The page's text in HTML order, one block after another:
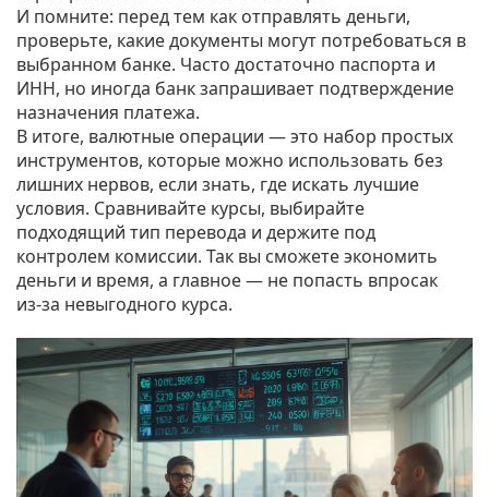
И помните: перед тем как отправлять деньги,
проверьте, какие документы могут потребоваться в
выбранном банке. Часто достаточно паспорта и
ИНН, но иногда банк запрашивает подтверждение
назначения платежа.
В итоге, валютные операции — это набор простых
инструментов, которые можно использовать без
лишних нервов, если знать, где искать лучшие
условия. Сравнивайте курсы, выбирайте
подходящий тип перевода и держите под
контролем комиссии. Так вы сможете экономить
деньги и время, а главное — не попасть впросак
из‑за невыгодного курса.